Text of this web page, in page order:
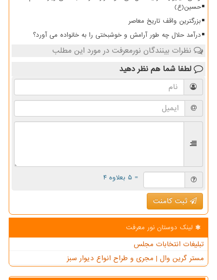
حسین(ع)
بزرگترین واقف تاریخ معاصر
درآمد حلال چه طور آرامش و خوشبختی را به خانواده می آورد؟
نظرات بینندگان نورمعرفت در مورد این مطلب
لطفا شما هم نظر دهید
= ۵ بعلاوه ۴
ثبت کامنت
لینک دوستان نور معرفت
تبلیغات انتخابات مجلس
مستر گرین وال | مجری و طراح انواع دیوار سبز